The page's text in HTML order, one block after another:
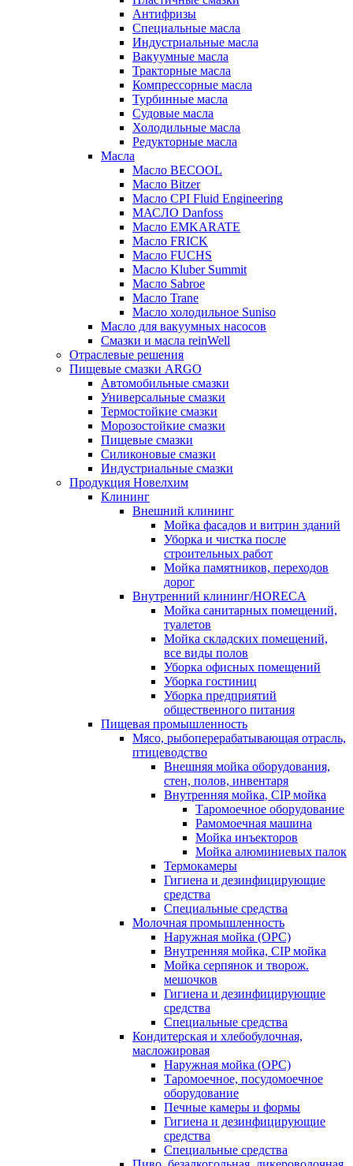
Антифризы
Специальные масла
Индустриальные масла
Вакуумные масла
Тракторные масла
Компрессорные масла
Турбинные масла
Судовые масла
Холодильные масла
Редукторные масла
Масла
Масло BECOOL
Масло Bitzer
Масло CPI Fluid Engineering
МАСЛО Danfoss
Масло EMKARATE
Масло FRICK
Масло FUCHS
Масло Kluber Summit
Масло Sabroe
Масло Trane
Масло холодильное Suniso
Масло для вакуумных насосов
Смазки и масла reinWell
Отраслевые решения
Пищевые смазки ARGO
Автомобильные смазки
Универсальные смазки
Термостойкие смазки
Морозостойкие смазки
Пищевые смазки
Силиконовые смазки
Индустриальные смазки
Продукция Новелхим
Клининг
Внешний клининг
Мойка фасадов и витрин зданий
Уборка и чистка после
строительных работ
Мойка памятников, переходов
дорог
Внутренний клининг/HORECA
Мойка санитарных помещений,
туалетов
Мойка складских помещений,
все виды полов
Уборка офисных помещений
Уборка гостиниц
Уборка предприятий
общественного питания
Пищевая промышленность
Мясо, рыбоперерабатывающая отрасль,
птицеводство
Внешняя мойка оборудования,
стен, полов, инвентаря
Внутренняя мойка, CIP мойка
Таромоечное оборудование
Рамомоечная машина
Мойка инъекторов
Мойка алюминиевых палок
Термокамеры
Гигиена и дезинфицирующие
средства
Специальные средства
Молочная промышленность
Наружная мойка (ОРС)
Внутренняя мойка, CIP мойка
Мойка серпянок и творож.
мешочков
Гигиена и дезинфицирующие
средства
Специальные средства
Кондитерская и хлебобулочная,
масложировая
Наружная мойка (ОРС)
Таромоечное, посудомоечное
оборудование
Печные камеры и формы
Гигиена и дезинфицирующие
средства
Специальные средства